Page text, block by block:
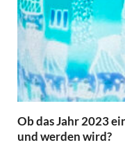
Ob das Jahr 2023
und werden wird?